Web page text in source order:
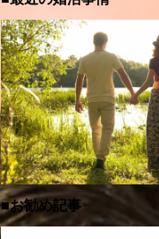
■お勧め記事